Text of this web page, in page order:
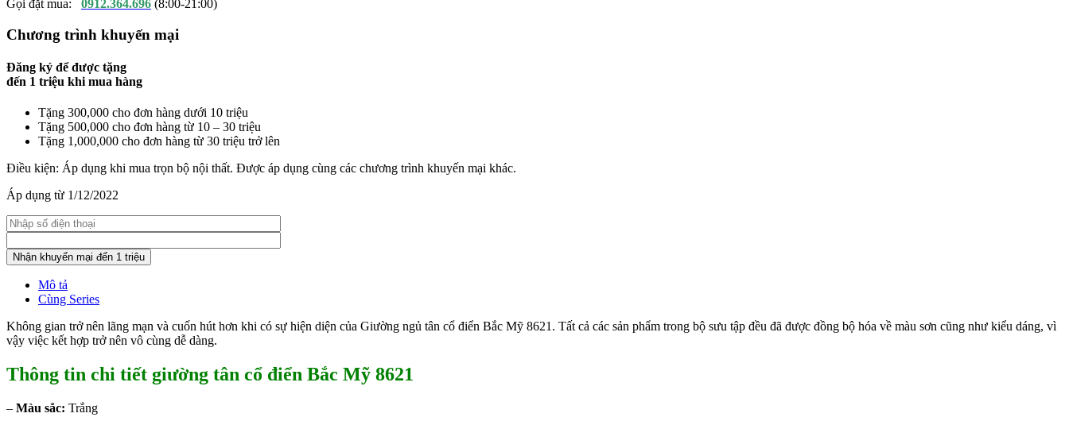
Gọi đặt mua: 0912.364.696 (8:00-21:00)
Chương trình khuyến mại
Đăng ký để được tặng
đến 1 triệu khi mua hàng
Tặng 300,000 cho đơn hàng dưới 10 triệu
Tặng 500,000 cho đơn hàng từ 10 – 30 triệu
Tặng 1,000,000 cho đơn hàng từ 30 triệu trở lên
Điều kiện: Áp dụng khi mua trọn bộ nội thất. Được áp dụng cùng các chương trình khuyến mại khác.
Áp dụng từ 1/12/2022
Mô tả
Cùng Series
Không gian trở nên lãng mạn và cuốn hút hơn khi có sự hiện diện của Giường ngủ tân cổ điển Bắc Mỹ 8621. Tất cả các sản phẩm trong bộ sưu tập đều đã được đồng bộ hóa về màu sơn cũng như kiểu dáng, vì
vậy việc kết hợp trở nên vô cùng dễ dàng.
Thông tin chi tiết giường tân cổ điển Bắc Mỹ 8621
– Màu sắc: Trắng